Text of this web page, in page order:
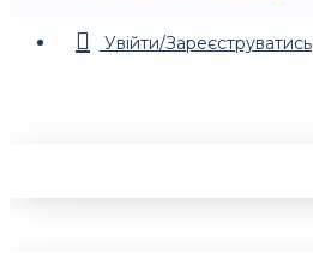
Увійти/Зареєструватись